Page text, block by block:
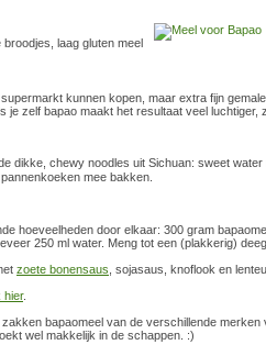
laag gluten meel
kunnen kopen, maar extra fijn
je zelf bapao maakt het resultaat veel luchtiger,
de dikke, chewy noodles uit Sichuan: sweet
mee bakken.
hoeveelheden door elkaar: 300 gram
250 ml water. Meng tot een (plakkerig)
zoete bonensaus , sojasaus, knoflook en
hier.
zakken bapaomeel van de verschillende merken
wel makkelijk in de schappen. :)